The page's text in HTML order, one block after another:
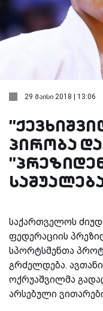
29 მაისი 2018 | 13:06
პირობა
საქართველოს
ფედერაციის
სპორტსმენთა
გრძელდება.
ოქრუაშვილმა
არსებული